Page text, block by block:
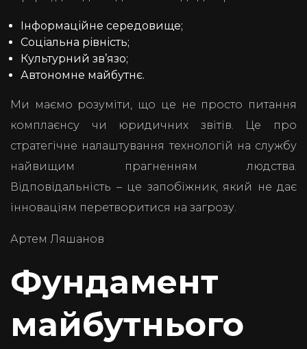
Інформаційне середовище;
Соціальна рівність;
Культурний зв’язо;
Автономне майбутнє.
Ми маємо розуміти, що це не просто питання
комплаєнсу чи юридичних звітів. Це про
стратегічне налаштування технологій на службу
найвищим прагненням людства.
Відповідальність – це запобіжник, який не дає
інноваціям перетворитися на загрозу.
Артем Ляшанов
Фундамент
майбутнього